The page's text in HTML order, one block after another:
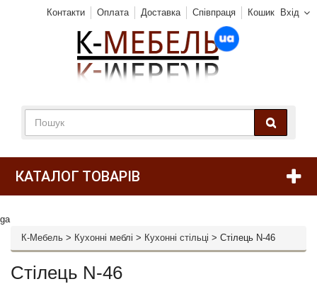
Вхід
Контакти Оплата Доставка Співпраця Кошик
КАТАЛОГ ТОВАРІВ
ga
К-Мебель > Кухонні меблі > Кухонні стільці > Стілець N-46
Стілець N-46